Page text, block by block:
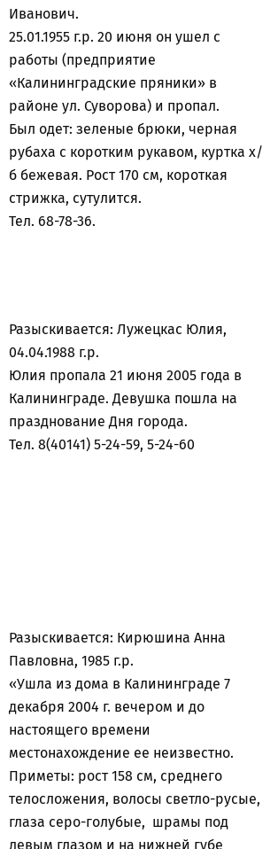
Иванович.
25.01.1955 г.р. 20 июня он ушел с
работы (предприятие
«Калининградские пряники» в
районе ул. Суворова) и пропал.
Был одет: зеленые брюки, черная
рубаха с коротким рукавом, куртка х/
б бежевая. Рост 170 см, короткая
стрижка, сутулится.
Тел. 68-78-36.
Разыскивается: Лужецкас Юлия,
04.04.1988 г.р.
Юлия пропала 21 июня 2005 года в
Калининграде. Девушка пошла на
празднование Дня города.
Тел. 8(40141) 5-24-59, 5-24-60
Разыскивается: Кирюшина Анна
Павловна, 1985 г.р.
«Ушла из дома в Калининграде 7
декабря 2004 г. вечером и до
настоящего времени
местонахождение ее неизвестно.
Приметы: рост 158 см, среднего
телосложения, волосы светло-русые,
глаза серо-голубые, шрамы под
левым глазом и на нижней губе